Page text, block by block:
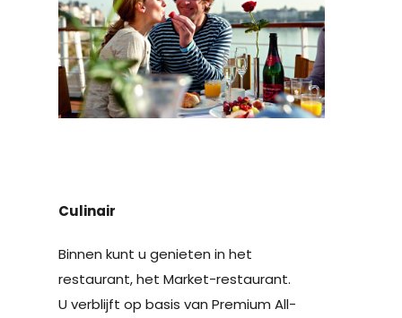
Culinair
Binnen kunt u genieten in het
restaurant, het Market-restaurant.
U verblijft op basis van Premium All-